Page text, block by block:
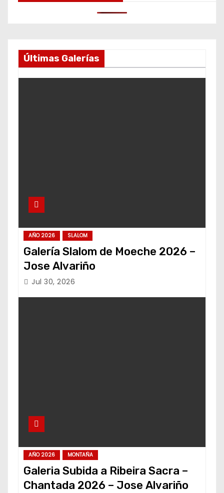
Últimas Galerías
AÑO 2026 SLALOM
Galería Slalom de Moeche 2026 –
Jose Alvariño
Jul 30, 2026
AÑO 2026 MONTAÑA
Galeria Subida a Ribeira Sacra –
Chantada 2026 – Jose Alvariño